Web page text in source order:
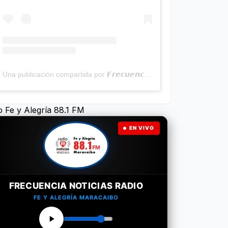
Una publicación compartida por 𝙁𝙧𝙚𝙘𝙪𝙚𝙣𝙘𝙞𝙖 𝙉𝙤𝙩𝙞𝙘𝙞𝙖𝙨 | Programa Radial (@frecuencianoticias)
Fe y Alegría 88.1 FM
EN VIVO
FRECUENCIA NOTICIAS RADIO
FE Y ALEGRÍA MARACAIBO